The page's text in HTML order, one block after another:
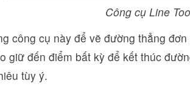
Công cụ Line
công cụ này để vẽ đường thẳng
giữ đến điểm bất kỳ để kết thúc
tùy ý.